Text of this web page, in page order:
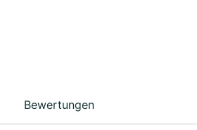
Bewertungen